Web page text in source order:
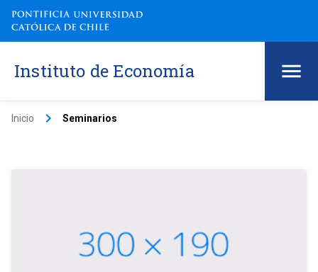
Instituto de Economía
Inicio keyboard_arrow_right Seminarios